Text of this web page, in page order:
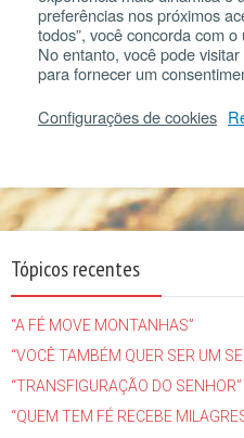
Tópicos recentes
“A FÉ MOVE MONTANHAS”
“VOCÊ TAMBÉM QUER SER UM
“TRANSFIGURAÇÃO DO SENHOR”
“QUEM TEM FÉ RECEBE